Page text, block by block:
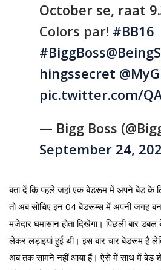
October se, raat
Colors par! #BB16
#BiggBoss
hingssecret
pic.twitter.com/
— Bigg Boss
September 24,
बता दें कि पहले जहां एक बेडरूम में अपने बेड के
तो अब सोचिए इन 04 बेडरूम्स में अपनी जगह
मजेदार घमासान होता दिखेगा। पिछली बार
लेकर लड़ाइयां हुई थीं। इस बार चार बेडरूम हैं
अब तक सामने नहीं आया हैं। ऐसे में साथ में बेड